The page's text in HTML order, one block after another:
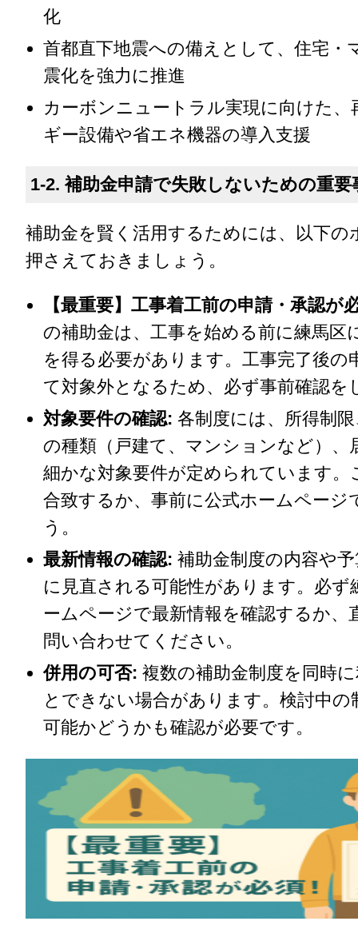
化
首都直下地震への備えとして、住宅・
震化を強力に推進
カーボンニュートラル実現に向けた、
ギー設備や省エネ機器の導入支援
1-2. 補助金申請で失敗しないための重要
補助金を賢く活用するためには、以下の
押さえておきましょう。
【最重要】工事着工前の申請・承認が
の補助金は、工事を始める前に練馬区
を得る必要があります。工事完了後の
て対象外となるため、必ず事前確認を
対象要件の確認: 各制度には、所得制
の種類（戸建て、マンションなど）、
細かな対象要件が定められています。
合致するか、事前に公式ホームページ
う。
最新情報の確認: 補助金制度の内容や
に見直される可能性があります。必ず
ームページで最新情報を確認するか、
問い合わせてください。
併用の可否: 複数の補助金制度を同時
とできない場合があります。検討中の
可能かどうかも確認が必要です。